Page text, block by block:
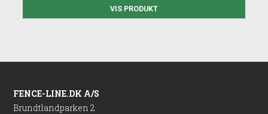
VIS PRODUKT
FENCE-LINE.DK A/S
Brundtlandparken 2